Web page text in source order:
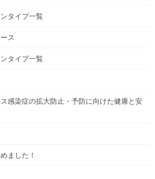
タイプ一覧
ス
タイプ一覧
感染症の拡大防止・予防に向けた健康と安
ました！